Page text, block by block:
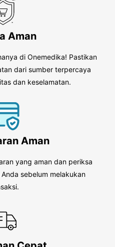
Aman
di Onemedika! Pastikan
dari sumber terpercaya
dan keselamatan.
Aman
yang aman dan periksa
sebelum melakukan